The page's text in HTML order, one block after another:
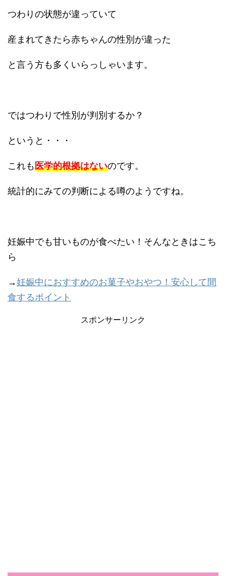
つわりの状態が違っていて
産まれてきたら赤ちゃんの性別が違った
と言う方も多くいらっしゃいます。
ではつわりで性別が判別するか？
というと・・・
これも医学的根拠はないのです。
統計的にみての判断による噂のようですね。
妊娠中でも甘いものが食べたい！そんなときはこち
ら
→妊娠中におすすめのお菓子やおやつ！安心して間
食するポイント
スポンサーリンク